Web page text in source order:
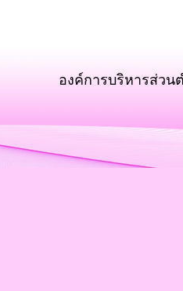
องค์การบริหารส่ว